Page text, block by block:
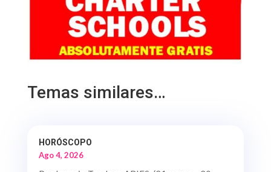
Temas similares…
HORÓSCOPO
Ago 4, 2026